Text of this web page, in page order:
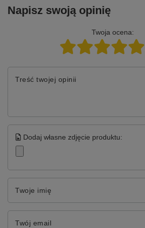
Napisz swoją opinię
Twoja ocena:
Treść twojej opinii
Dodaj własne zdjęcie produktu:
Twoje imię
Twój email